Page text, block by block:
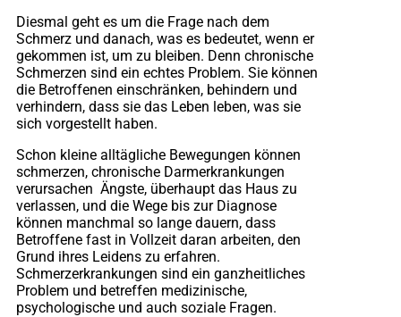
Diesmal geht es um die Frage nach dem
Schmerz und danach, was es bedeutet, wenn er
gekommen ist, um zu bleiben. Denn chronische
Schmerzen sind ein echtes Problem. Sie können
die Betroffenen einschränken, behindern und
verhindern, dass sie das Leben leben, was sie
sich vorgestellt haben.
Schon kleine alltägliche Bewegungen können
schmerzen, chronische Darmerkrankungen
verursachen Ängste, überhaupt das Haus zu
verlassen, und die Wege bis zur Diagnose
können manchmal so lange dauern, dass
Betroffene fast in Vollzeit daran arbeiten, den
Grund ihres Leidens zu erfahren.
Schmerzerkrankungen sind ein ganzheitliches
Problem und betreffen medizinische,
psychologische und auch soziale Fragen.